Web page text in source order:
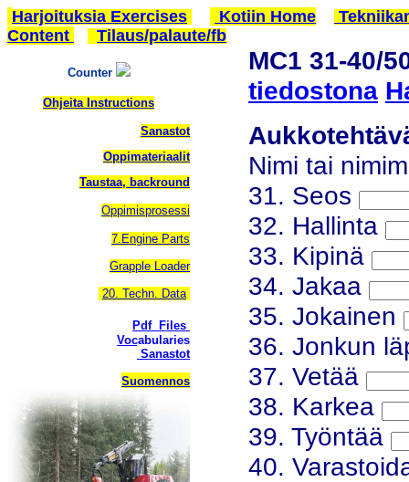
Harjoituksia Exercises Kotiin Home
Content
Tilaus/palaute/fb
Counter
Ohjeita Instructions
Sanastot
Oppimateriaalit
Taustaa, backround
Oppimisprosessi
7.Engine Parts
Grapple Loader
20. Techn. Data
Pdf Files
Vocabularies
Sanastot
Suomennos
MC1 31-40/
tiedostona
Nimi tai
31. Seos
32. Hallinta
33. Kipinä
34. Jakaa
35. Jokainen
36. Jonkun
37. Vetää
38. Karkea
39. Työntää
40.